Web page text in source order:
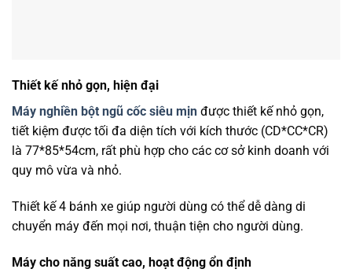
Thiết kế nhỏ gọn, hiện đại
Máy nghiền bột ngũ cốc siêu mịn được thiết kế nhỏ gọn,
tiết kiệm được tối đa diện tích với kích thước (CD*CC*CR)
là 77*85*54cm, rất phù hợp cho các cơ sở kinh doanh với
quy mô vừa và nhỏ.
Thiết kế 4 bánh xe giúp người dùng có thể dễ dàng di
chuyển máy đến mọi nơi, thuận tiện cho người dùng.
Máy cho năng suất cao, hoạt động ổn định